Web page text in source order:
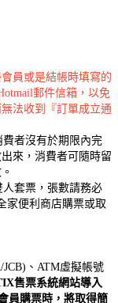
員或是結帳時填寫的
郵件信箱，以免
法收到『訂單成立通
者沒有於期限內完
來，消費者可隨時留
套票，張數請務必
家便利商店購票或取
、ATM虛擬帳號
售票系統網站導入
員購票時，將取得簡